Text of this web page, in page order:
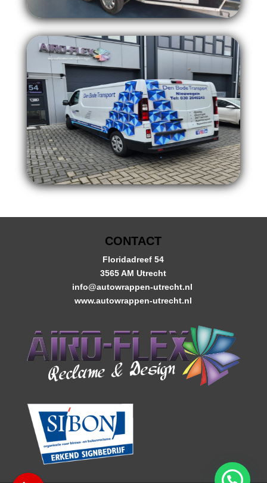
CONTACT
Floridadreef 54
3565 AM Utrecht
info@autowrappen-utrecht.nl
www.autowrappen-utrecht.nl